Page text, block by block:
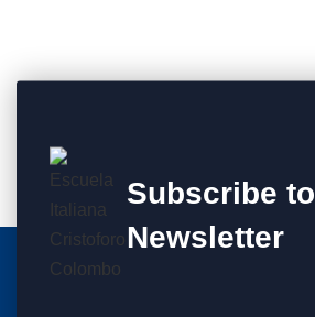
Subscribe to
Newsletter